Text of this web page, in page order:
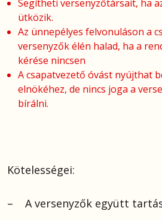
Segítheti versenyzőtársait, ha
ütközik.
Az ünnepélyes felvonuláson a
versenyzők élén halad, ha a
kérése nincsen
A csapatvezető óvást nyújthat
elnökéhez, de nincs joga a
bírálni.
Kötelességei:
– A versenyzők együtt